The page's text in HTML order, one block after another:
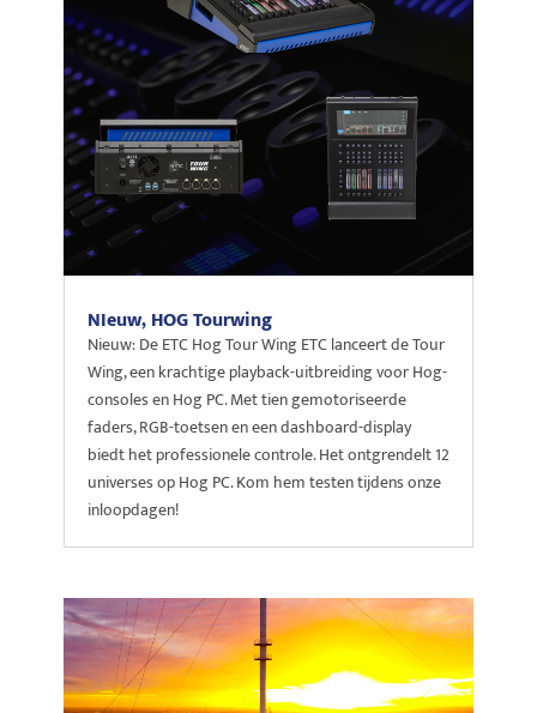
NIeuw, HOG Tourwing
Nieuw: De ETC Hog Tour Wing ETC lanceert de Tour
Wing, een krachtige playback-uitbreiding voor Hog-
consoles en Hog PC. Met tien gemotoriseerde
faders, RGB-toetsen en een dashboard-display
biedt het professionele controle. Het ontgrendelt 12
universes op Hog PC. Kom hem testen tijdens onze
inloopdagen!